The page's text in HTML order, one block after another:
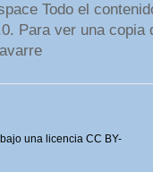
Todo el
Para ver una
una licencia CC BY-